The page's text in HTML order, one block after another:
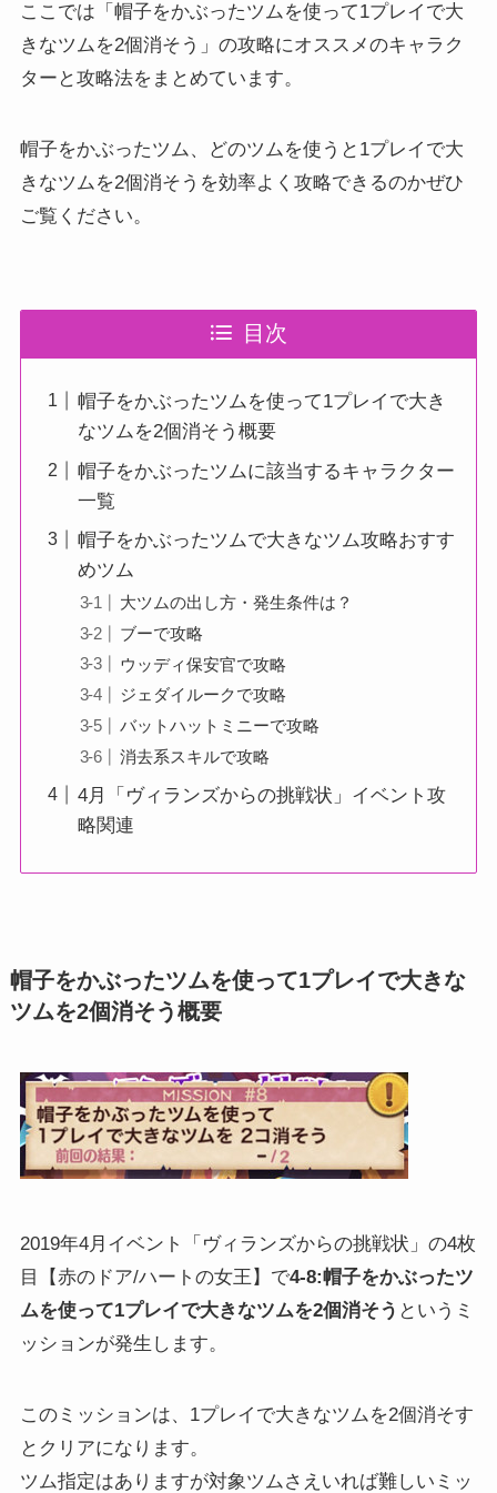
ここでは「帽子をかぶったツムを使って1プレイで大
きなツムを2個消そう」の攻略にオススメのキャラク
ターと攻略法をまとめています。
帽子をかぶったツム、どのツムを使うと1プレイで大
きなツムを2個消そうを効率よく攻略できるのかぜひ
ご覧ください。
目次
帽子をかぶったツムを使って1プレイで大き
なツムを2個消そう概要
帽子をかぶったツムに該当するキャラクター
一覧
帽子をかぶったツムで大きなツム攻略おすす
めツム
大ツムの出し方・発生条件は？
ブーで攻略
ウッディ保安官で攻略
ジェダイルークで攻略
バットハットミニーで攻略
消去系スキルで攻略
4月「ヴィランズからの挑戦状」イベント攻
略関連
帽子をかぶったツムを使って1プレイで大きな
ツムを2個消そう概要
2019年4月イベント「ヴィランズからの挑戦状」の4枚
目【赤のドア/ハートの女王】で4-8:帽子をかぶったツ
ムを使って1プレイで大きなツムを2個消そう というミ
ッションが発生します。
このミッションは、1プレイで大きなツムを2個消そす
とクリアになります。
ツム指定はありますが対象ツムさえいれば難しいミッ